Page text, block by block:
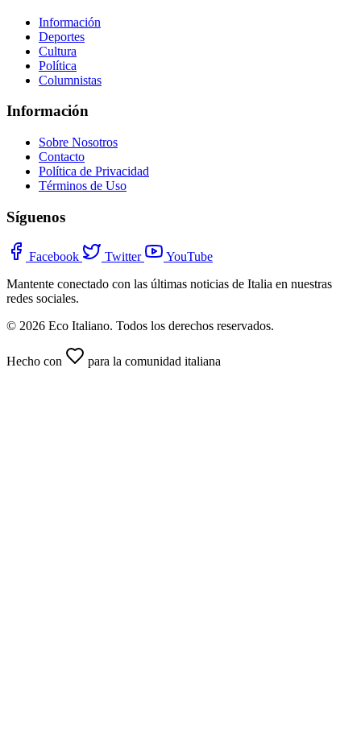
Información
Deportes
Cultura
Política
Columnistas
Información
Sobre Nosotros
Contacto
Política de Privacidad
Términos de Uso
Síguenos
Facebook Twitter
YouTube
Mantente conectado con las últimas noticias de Italia en nuestras
redes sociales.
© 2026 Eco Italiano. Todos los derechos reservados.
Hecho con para la comunidad italiana